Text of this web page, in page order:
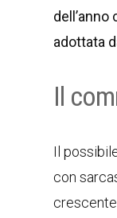
adottata
Il
Il
con